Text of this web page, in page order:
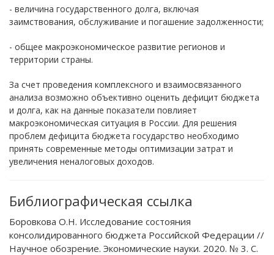
- величина государственного долга, включая
заимствования, обслуживание и погашение задолженности;
- общее макроэкономическое развитие регионов и
территории страны.
За счет проведения комплексного и взаимосвязанного
анализа возможно объективно оценить дефицит бюджета
и долга, как на данные показатели повлияет
макроэкономическая ситуация в России. Для решения
проблем дефицита бюджета государство необходимо
принять современные методы оптимизации затрат и
увеличения неналоговых доходов.
Библиографическая ссылка
Боровкова О.Н. Исследование состояния
консолидированного бюджета Российской Федерации //
Научное обозрение. Экономические науки. 2020. № 3. С.